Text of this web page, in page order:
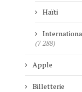
Haïti
(7 288)
Apple
Billetterie